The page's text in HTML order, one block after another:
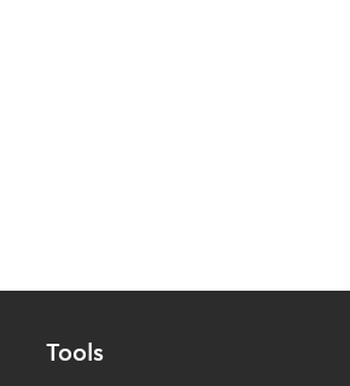
Tools